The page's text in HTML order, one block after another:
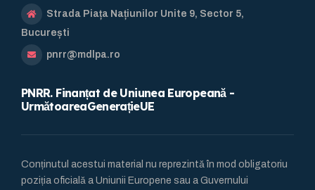
Strada Piața Națiunilor Unite 9, Sector 5,
București
pnrr@mdlpa.ro
PNRR. Finanțat de Uniunea Europeană -
UrmătoareaGenerațieUE
Conținutul acestui material nu reprezintă în mod obligatoriu
poziția oficială a Uniunii Europene sau a Guvernului